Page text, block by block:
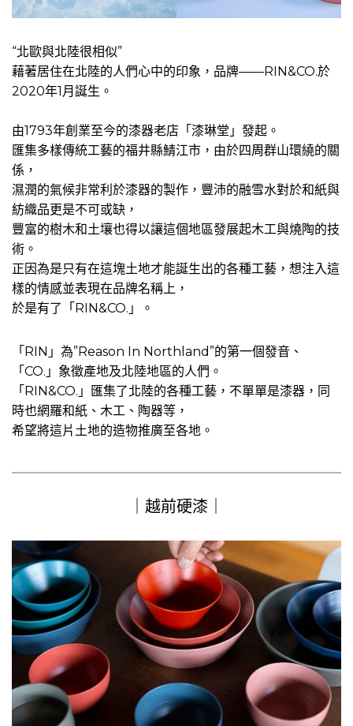
“北歐與北陸很相似”
藉著居住在北陸的人們心中的印象，品牌——RIN&CO.於
2020年1月誕生。
由1793年創業至今的漆器老店「漆琳堂」發起。
匯集多樣傳統工藝的福井縣鯖江市，由於四周群山環繞的關
係，
濕潤的氣候非常利於漆器的製作，豐沛的融雪水對於和紙與
紡織品更是不可或缺，
豐富的樹木和土壤也得以讓這個地區發展起木工與燒陶的技
術。
正因為是只有在這塊土地才能誕生出的各種工藝，想注入這
樣的情感並表現在品牌名稱上，
於是有了「RIN&CO.」。
「RIN」為”Reason In Northland”的第一個發音、
「CO.」象徵產地及北陸地區的人們。
「RIN&CO.」匯集了北陸的各種工藝，不單單是漆器，同
時也網羅和紙、木工、陶器等，
希望將這片土地的造物推廣至各地。
｜越前硬漆｜